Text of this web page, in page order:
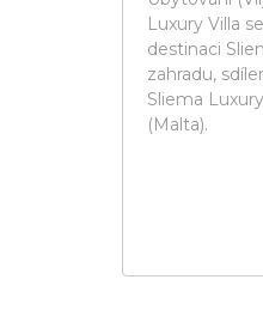
Luxury Villa
destinaci
zahradu,
Sliema
(Malta).